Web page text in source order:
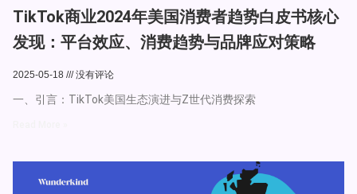
TikTok商业2024年美国消费者趋势白皮书核心
发现：平台效应、消费趋势与品牌应对策略
2025-05-18 没有评论
一、引言：TikTok美国生态演进与Z世代消费探索